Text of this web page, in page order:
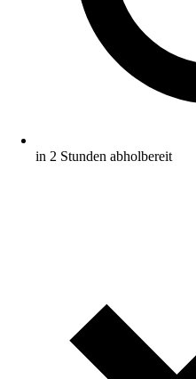
in 2 Stunden abholbereit